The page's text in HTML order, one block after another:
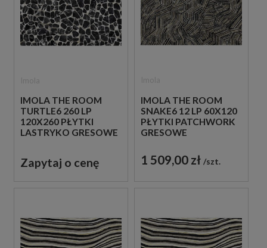
IMOLA THE ROOM
TURTLE6 260 LP
120X260 PŁYTKI
LASTRYKO GRESOWE
Zapytaj o cenę
IMOLA THE ROOM
SNAKE6 12 LP 60X120
PŁYTKI PATCHWORK
GRESOWE
1 509,00 zł szt.